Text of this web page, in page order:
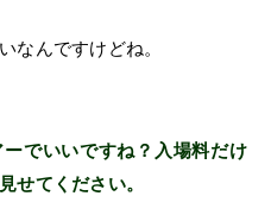
なんですけどね。
でいいですね？入場料だけ
せてください。